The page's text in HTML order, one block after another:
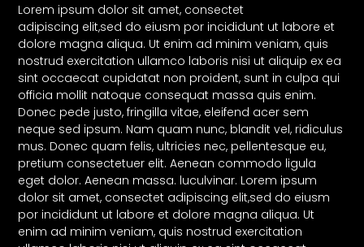
Lorem ipsum dolor sit amet, consectet
adipiscing elit,sed do eiusm por incididunt ut labore et
dolore magna aliqua. Ut enim ad minim veniam, quis
nostrud exercitation ullamco laboris nisi ut aliquip ex ea
sint occaecat cupidatat non proident, sunt in culpa qui
officia mollit natoque consequat massa quis enim.
Donec pede justo, fringilla vitae, eleifend acer sem
neque sed ipsum. Nam quam nunc, blandit vel, ridiculus
mus. Donec quam felis, ultricies nec, pellentesque eu,
pretium consectetuer elit. Aenean commodo ligula
eget dolor. Aenean massa. luculvinar. Lorem ipsum
dolor sit amet, consectet adipiscing elit,sed do eiusm
por incididunt ut labore et dolore magna aliqua. Ut
enim ad minim veniam, quis nostrud exercitation